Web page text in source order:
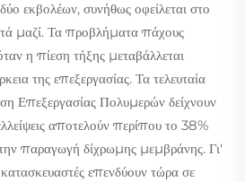
εκβολέων, συνήθως οφείλεται στο
μαζί. Τα προβλήματα πάχους
η πίεση τήξης μεταβάλλεται
της επεξεργασίας. Τα τελευταία
Επεξεργασίας Πολυμερών δείχνουν
αποτελούν περίπου το 38%
παραγωγή δίχρωμης μεμβράνης. Γι'
επενδύουν τώρα σε